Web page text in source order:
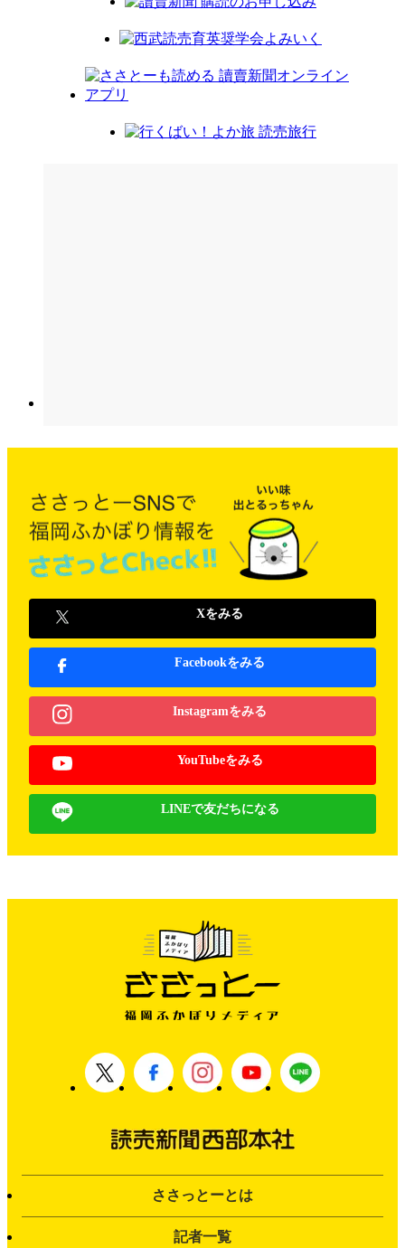
Xをみる
Facebookをみる
Instagramをみる
YouTubeをみる
LINEで友だちになる
ささっとーとは
記者一覧